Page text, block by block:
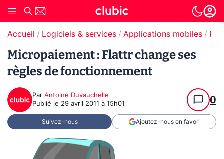
Accueil Logiciels & services Applications mobiles
Micropaiement : Flattr change ses
règles de fonctionnement
Par Antoine Duvauchelle
Publié le 29 avril 2011 à 15h01 0
Suivez-nous Ajoutez-nous en favori